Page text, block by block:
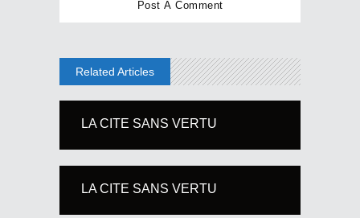
Related Articles
LA CITE SANS VERTU
LA CITE SANS VERTU